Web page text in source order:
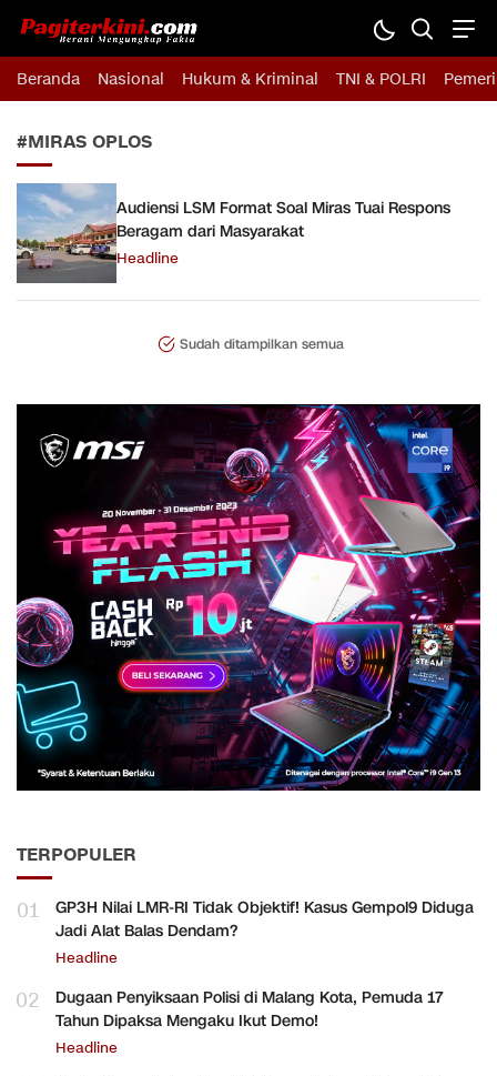
Pagiterkini.com
Berani Mengungkap Fakta
Beranda Nasional Hukum & Kriminal TNI & POLRI
#MIRAS OPLOS
Audiensi LSM Format Soal Miras Tuai Respons
Beragam dari Masyarakat
Headline
Sudah ditampilkan semua
TERPOPULER
01
GP3H Nilai LMR-RI Tidak Objektif! Kasus Gempol9 Diduga
Jadi Alat Balas Dendam?
Headline
02
Dugaan Penyiksaan Polisi di Malang Kota, Pemuda 17
Tahun Dipaksa Mengaku Ikut Demo!
Headline